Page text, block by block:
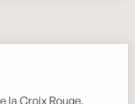
la Croix Rouge,